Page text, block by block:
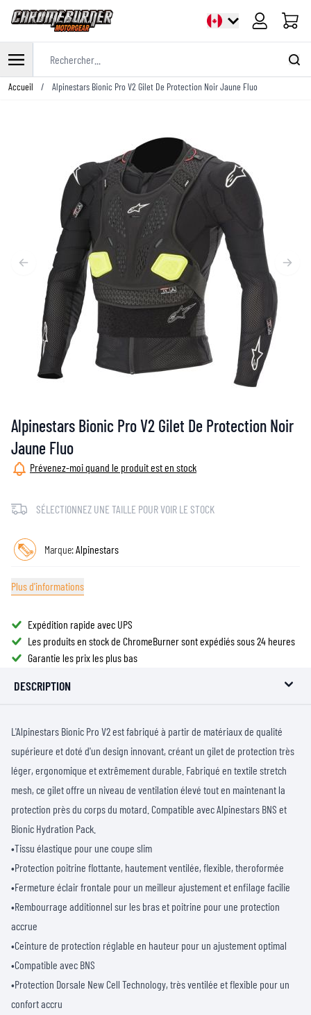
Panier
Allez au contenu
Accueil / Alpinestars Bionic Pro V2 Gilet De Protection Noir Jaune Fluo
Alpinestars Bionic Pro V2 Gilet De Protection Noir
Jaune Fluo
Prévenez-moi quand le produit est en stock
SÉLECTIONNEZ UNE TAILLE POUR VOIR LE STOCK
Marque:Alpinestars
Plus d'informations
Expédition rapide avec UPS
Les produits en stock de ChromeBurner sont expédiés sous 24 heures
Garantie les prix les plus bas
DESCRIPTION
L'Alpinestars Bionic Pro V2 est fabriqué à partir de matériaux de qualité
supérieure et doté d'un design innovant, créant un gilet de protection très
léger, ergonomique et extrêmement durable. Fabriqué en textile stretch
mesh, ce gilet offre un niveau de ventilation élevé tout en maintenant la
protection près du corps du motard. Compatible avec Alpinestars BNS et
Bionic Hydration Pack.
•Tissu élastique pour une coupe slim
•Protection poitrine flottante, hautement ventilée, flexible, theroformée
•Fermeture éclair frontale pour un meilleur ajustement et enfilage facilie
•Rembourrage additionnel sur les bras et poitrine pour une protection
accrue
•Ceinture de protection réglable en hauteur pour un ajustement optimal
•Compatible avec BNS
•Protection Dorsale New Cell Technology, très ventilée et flexible pour un
confort accru